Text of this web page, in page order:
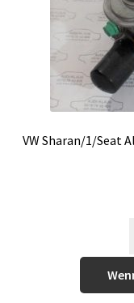
VW Sharan/1/Seat